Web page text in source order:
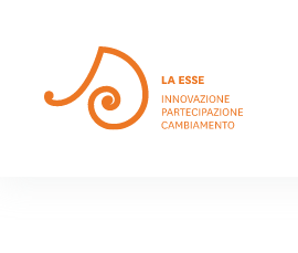
Skip to main content